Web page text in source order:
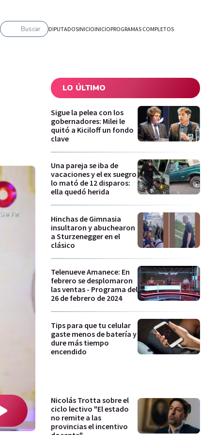
Buscar DIPUTADOSINICIOINICIOPROGRAMAS COMPLETOS
LO ÚLTIMO
Sigue la pelea con los
gobernadores: Milei le
quitó a Kiciloff un fondo
clave
Una pareja se iba de
vacaciones y el ex suegro
lo mató de 12 disparos:
ella quedó herida
Hinchas de Gimnasia
insultaron y abuchearon
a Sturzenegger en el
clásico
Telenueve Amanece: En
febrero se desplomaron
las ventas - Programa del
26 de febrero de 2024
Tips para que tu celular
gaste menos de batería y
dure más tiempo
encendido
Nicolás Trotta sobre el
ciclo lectivo "El estado
no remite a las
provincias el incentivo